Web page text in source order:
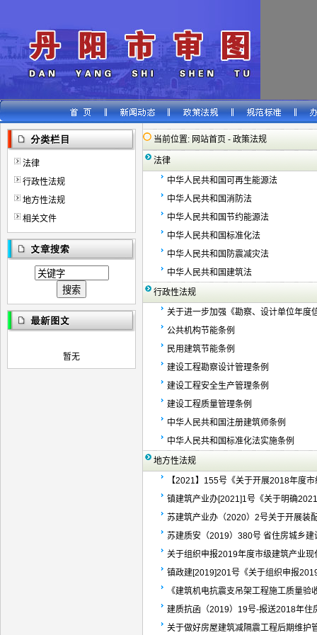
法律
行政性法规
地方性法规
相关文件
暂无
当前位置: 网站首页 - 政策法规
法律
中华人民共和国可再生能源法
中华人民共和国消防法
中华人民共和国节约能源法
中华人民共和国标准化法
中华人民共和国防震减灾法
中华人民共和国建筑法
行政性法规
关于进一步加强《勘察、设计单位年度
公共机构节能条例
民用建筑节能条例
建设工程勘察设计管理条例
建设工程安全生产管理条例
建设工程质量管理条例
中华人民共和国注册建筑师条例
中华人民共和国标准化法实施条例
地方性法规
【2021】155号《关于开展2018年度市
镇建筑产业办[2021]1号《关于明确
苏建筑产业办（2020）2号关于开展装
苏建质安（2019）380号 省住房城乡建
关于组织申报2019年度市级建筑产业现
镇政建[2019]201号《关于组织申报
《建筑机电抗震支吊架工程施工质量验
建质抗函（2019）19号-报送2018年住
关于做好房屋建筑减隔震工程后期维护